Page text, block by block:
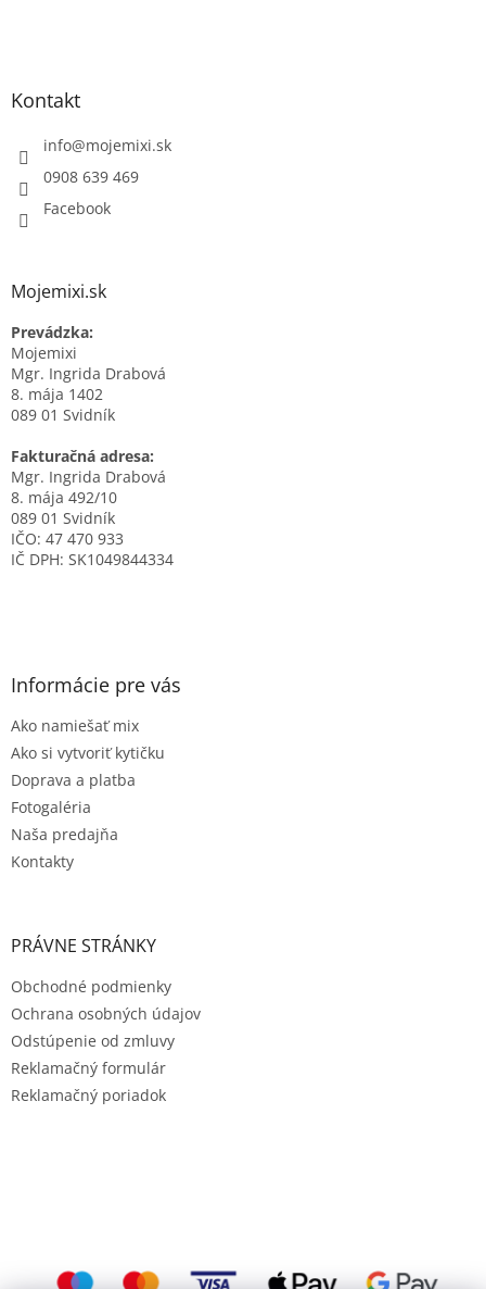
Kontakt
info@mojemixi.sk
0908 639 469
Facebook
Mojemixi.sk
Prevádzka:
Mojemixi
Mgr. Ingrida Drabová
8. mája 1402
089 01 Svidník
Fakturačná adresa:
Mgr. Ingrida Drabová
8. mája 492/10
089 01 Svidník
IČO: 47 470 933
IČ DPH: SK1049844334
Informácie pre vás
Ako namiešať mix
Ako si vytvoriť kytičku
Doprava a platba
Fotogaléria
Naša predajňa
Kontakty
PRÁVNE STRÁNKY
Obchodné podmienky
Ochrana osobných údajov
Odstúpenie od zmluvy
Reklamačný formulár
Reklamačný poriadok